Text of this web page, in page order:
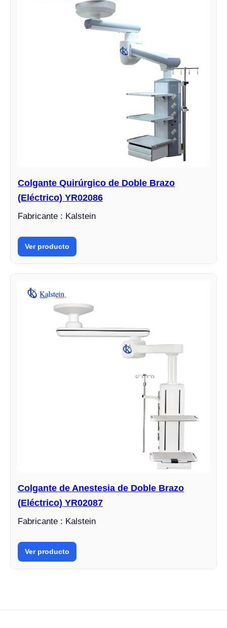
Colgante Quirúrgico de Doble Brazo
(Eléctrico) YR02086
Fabricante : Kalstein
Ver producto
Colgante de Anestesia de Doble Brazo
(Eléctrico) YR02087
Fabricante : Kalstein
Ver producto